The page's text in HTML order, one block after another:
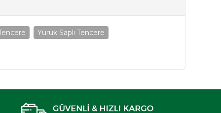
Yürük Saplı Tencere